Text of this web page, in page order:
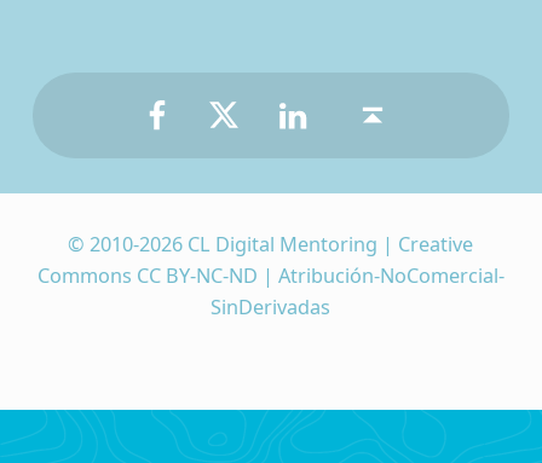
© 2010-2026 CL Digital Mentoring | Creative
Commons CC BY-NC-ND | Atribución-NoComercial-
SinDerivadas